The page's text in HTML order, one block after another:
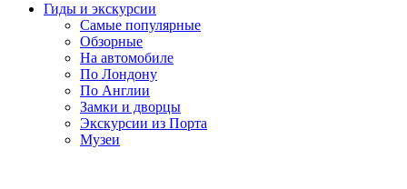
Гиды и экскурсии
Самые популярные
Обзорные
На автомобиле
По Лондону
По Англии
Замки и дворцы
Экскурсии из Порта
Музеи